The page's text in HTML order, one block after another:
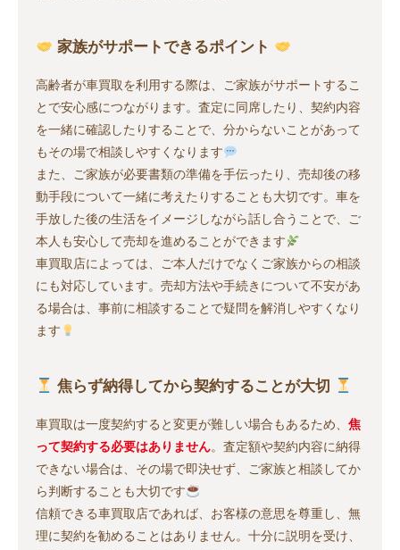
家族がサポートできるポイント
高齢者が車買取を利用する際は、ご家族がサポートするこ
とで安心感につながります。査定に同席したり、契約内容
を一緒に確認したりすることで、分からないことがあって
もその場で相談しやすくなります
また、ご家族が必要書類の準備を手伝ったり、売却後の移
動手段について一緒に考えたりすることも大切です。車を
手放した後の生活をイメージしながら話し合うことで、ご
本人も安心して売却を進めることができます
車買取店によっては、ご本人だけでなくご家族からの相談
にも対応しています。売却方法や手続きについて不安があ
る場合は、事前に相談することで疑問を解消しやすくなり
ます
焦らず納得してから契約することが大切
車買取は一度契約すると変更が難しい場合もあるため、 焦
って契約する必要はありません。査定額や契約内容に納得
できない場合は、その場で即決せず、ご家族と相談してか
ら判断することも大切です
信頼できる車買取店であれば、お客様の意思を尊重し、無
理に契約を勧めることはありません。十分に説明を受け、